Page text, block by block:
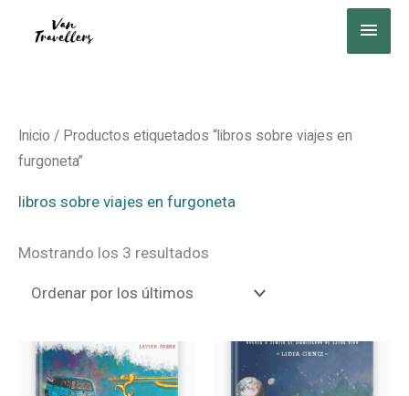
Inicio / Productos etiquetados “libros sobre viajes en
furgoneta”
libros sobre viajes en furgoneta
Mostrando los 3 resultados
Ordenado
por